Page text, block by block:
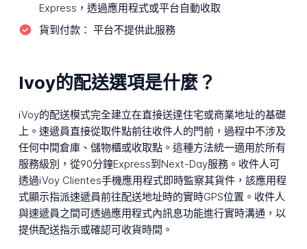
Express，透過應用程式或平台自動收取
貨到付款： 平台不提供此服務
Ivoy的配送選項是什麼？
iVoy的配送模式完全建立在直接送達住宅或商業地址的基礎
上。速遞員直接從取件點前往收件人的門前，過程中不涉及
任何中間倉庫、儲物櫃或收取點。這種方法統一適用於所有
服務級別，從90分鐘Express到Next-Day服務。收件人可
透過iVoy Clientes手機應用程式即時監察其貨件，該應用程
式顯示指派速遞員前往配送地址時的實時GPS位置。收件人
與速遞員之間可透過應用程式內訊息功能進行實時溝通，以
提供配送指示或確認可收貨時間。